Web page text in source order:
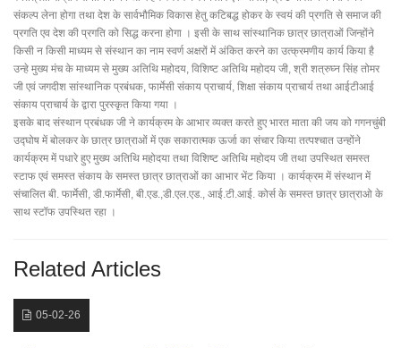
संकल्प लेना होगा तथा देश के सार्वभौमिक विकास हेतु कटिबद्ध होकर के स्वयं की प्रगति से समाज की
प्रगति एव देश की प्रगति को सिद्ध करना होगा । इसी के साथ सांस्थानिक छात्र छात्राओं जिन्होंने
किसी न किसी माध्यम से संस्थान का नाम स्वर्ण अक्षरों में अंकित करने का उत्क्रमणीय कार्य किया है
उन्हे मुख्य मंच के माध्यम से मुख्य अतिथि महोदय, विशिष्ट अतिथि महोदय जी, श्री शत्रुघ्न सिंह तोमर
जी एवं जगदीश सांस्थानिक प्रबंधक, फार्मेसी संकाय प्राचार्य, शिक्षा संकाय प्राचार्य तथा आईटीआई
संकाय प्राचार्य के द्वारा पुरस्कृत किया गया ।
इसके बाद संस्थान प्रबंधक जी ने कार्यक्रम के आभार व्यक्त करते हुए भारत माता की जय को गगनचुंबी
उद्घोष में बोलकर के छात्र छात्राओं में एक सकारात्मक ऊर्जा का संचार किया तत्पश्चात उन्होंने
कार्यक्रम में पधारे हुए मुख्य अतिथि महोदया तथा विशिष्ट अतिथि महोदय जी तथा उपस्थित समस्त
स्टाफ एवं समस्त संकाय के समस्त छात्र छात्राओं का आभार भेंट किया । कार्यक्रम में संस्थान में
संचालित बी. फार्मेसी, डी.फार्मेसी, बी.एड.,डी.एल.एड., आई.टी.आई. कोर्स के समस्त छात्र छात्राओ के
साथ स्टॉफ उपस्थित रहा ।
Related Articles
05-02-26